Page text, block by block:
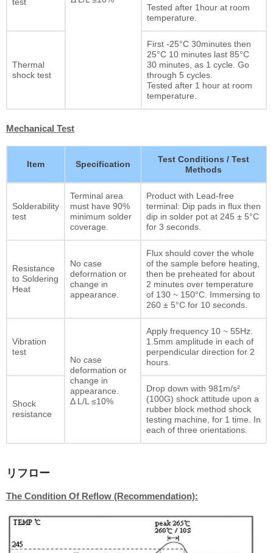
test
Tested after 1hour at room
temperature.
Thermal
shock test
First -25°C 30minutes then
25°C 10 minutes last 85°C
30 minutes, as 1 cycle. Go
through 5 cycles.
Tested after 1 hour at room
temperature.
Mechanical Test
Item Specification
Test Conditions / Test
Methods
Solderability
test
Terminal area
must have 90%
minimum solder
coverage.
Product with Lead-free
terminal: Dip pads in flux then
dip in solder pot at 245 ± 5°C
for 3 seconds.
Resistance
to Soldering
Heat
No case
deformation or
change in
appearance.
Flux should cover the whole
of the sample before heating,
then be preheated for about
2 minutes over temperature
of 130 ~ 150°C. Immersing to
260 ± 5°C for 10 seconds.
Vibration
test
No case
deformation or
change in
appearance.
Δ L/L ≤10%
Apply frequency 10 ~ 55Hz.
1.5mm amplitude in each of
perpendicular direction for 2
hours.
Shock
resistance
Drop down with 981m/s²
(100G) shock attitude upon a
rubber block method shock
testing machine, for 1 time. In
each of three orientations.
リフロー
The Condition Of Reflow (Recommendation):